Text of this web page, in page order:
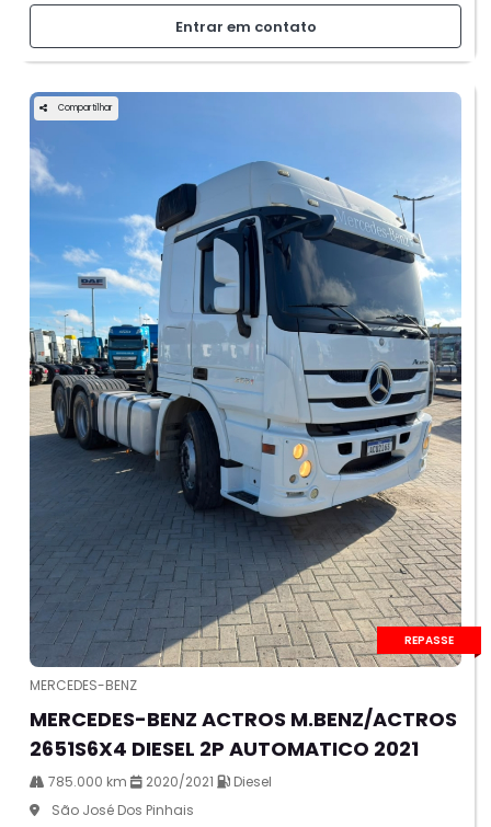
Entrar em contato
REPASSE
Compartilhar
MERCEDES-BENZ
MERCEDES-BENZ ACTROS M.BENZ/ACTROS
2651S6X4 DIESEL 2P AUTOMATICO 2021
785.000 km 2020/2021
Diesel
São José Dos Pinhais